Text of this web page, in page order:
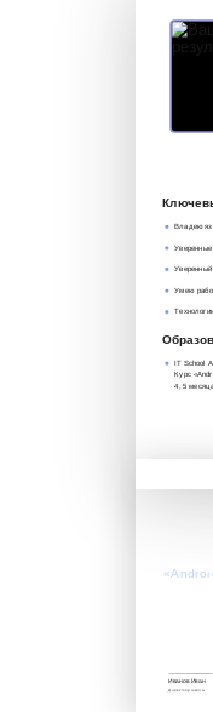
Владею
Уверенный
Умею
IT School
Курс
4, 5
Иванов Иван
Директор школы